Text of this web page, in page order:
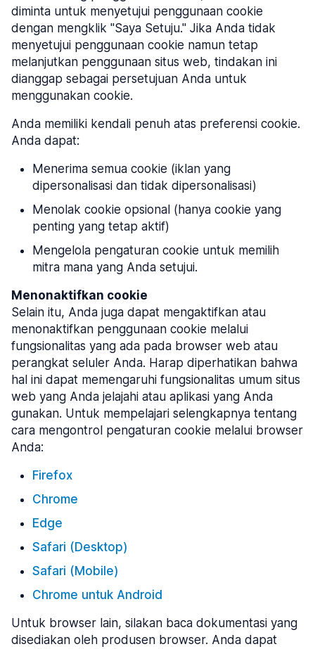
diminta untuk menyetujui penggunaan cookie
dengan mengklik "Saya Setuju." Jika Anda tidak
menyetujui penggunaan cookie namun tetap
melanjutkan penggunaan situs web, tindakan ini
dianggap sebagai persetujuan Anda untuk
menggunakan cookie.
Anda memiliki kendali penuh atas preferensi cookie.
Anda dapat:
Menerima semua cookie (iklan yang
dipersonalisasi dan tidak dipersonalisasi)
Menolak cookie opsional (hanya cookie yang
penting yang tetap aktif)
Mengelola pengaturan cookie untuk memilih
mitra mana yang Anda setujui.
Menonaktifkan cookie
Selain itu, Anda juga dapat mengaktifkan atau
menonaktifkan penggunaan cookie melalui
fungsionalitas yang ada pada browser web atau
perangkat seluler Anda. Harap diperhatikan bahwa
hal ini dapat memengaruhi fungsionalitas umum situs
web yang Anda jelajahi atau aplikasi yang Anda
gunakan. Untuk mempelajari selengkapnya tentang
cara mengontrol pengaturan cookie melalui browser
Anda:
Firefox
Chrome
Edge
Safari (Desktop)
Safari (Mobile)
Chrome untuk Android
Untuk browser lain, silakan baca dokumentasi yang
disediakan oleh produsen browser. Anda dapat